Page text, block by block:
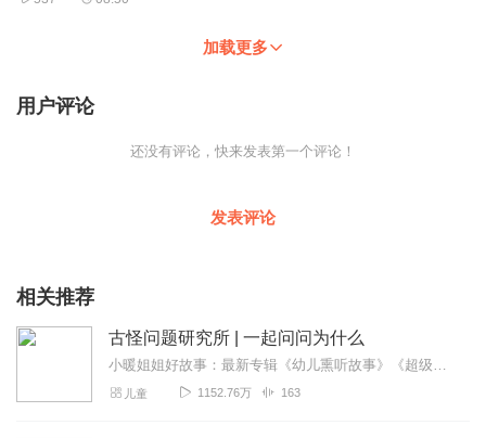
加载更多
用户评论
还没有评论，快来发表第一个评论！
发表评论
相关推荐
古怪问题研究所 | 一起问问为什么
小暖姐姐好故事：最新专辑《幼儿熏听故事》《超级特暴龙历险记》《精灵信使小麻花》《恐龙魔法镇|魔法少年的霸王龙》《小鹅榛榛历险记》《恐龙王国大冒险》《恐龙宝贝》《...
儿童 1152.76万 163